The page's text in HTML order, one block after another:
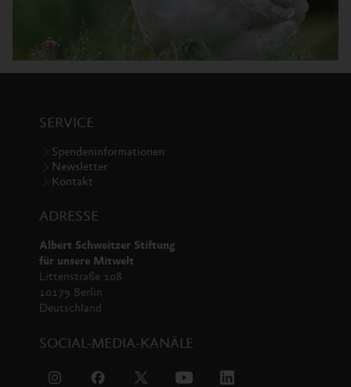
SERVICE
Spendeninformationen
Newsletter
Kontakt
ADRESSE
Albert Schweitzer Stiftung
für unsere Mitwelt
Littenstraße 108
10179 Berlin
Deutschland
SOCIAL-MEDIA-KANÄLE